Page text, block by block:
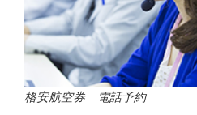
格安航空券 電話予約